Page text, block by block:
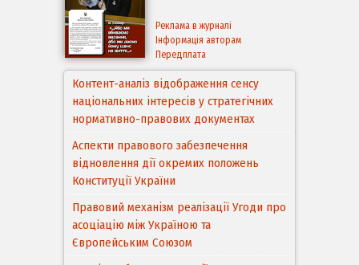
Реклама в журналі
Інформація авторам
Передплата
Контент-аналіз відображення сенсу
національних інтересів у стратегічних
нормативно-правових документах
Аспекти правового забезпечення
відновлення дії окремих положень
Конституції України
Правовий механізм реалізації Угоди про
асоціацію між Україною та
Європейським Cоюзом